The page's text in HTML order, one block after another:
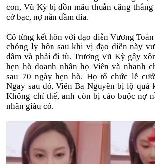
con, Vũ Kỳ bị đồn mâu thuẫn căng
cờ bạc, nợ nần đầm đìa.
Cô từng kết hôn với đạo diễn Vương
chóng ly hôn sau khi vị đạo diễn này
dâm và phải đi tù. Trương Vũ Kỳ gây
hẹn hò doanh nhân họ Viên và nhanh
sau 70 ngày hẹn hò. Họ tổ chức lễ
Ngay sau đó, Viên Ba Nguyên bị lộ quá
Không chỉ thế, anh còn bị cáo buộc nợ
nhân giàu có.